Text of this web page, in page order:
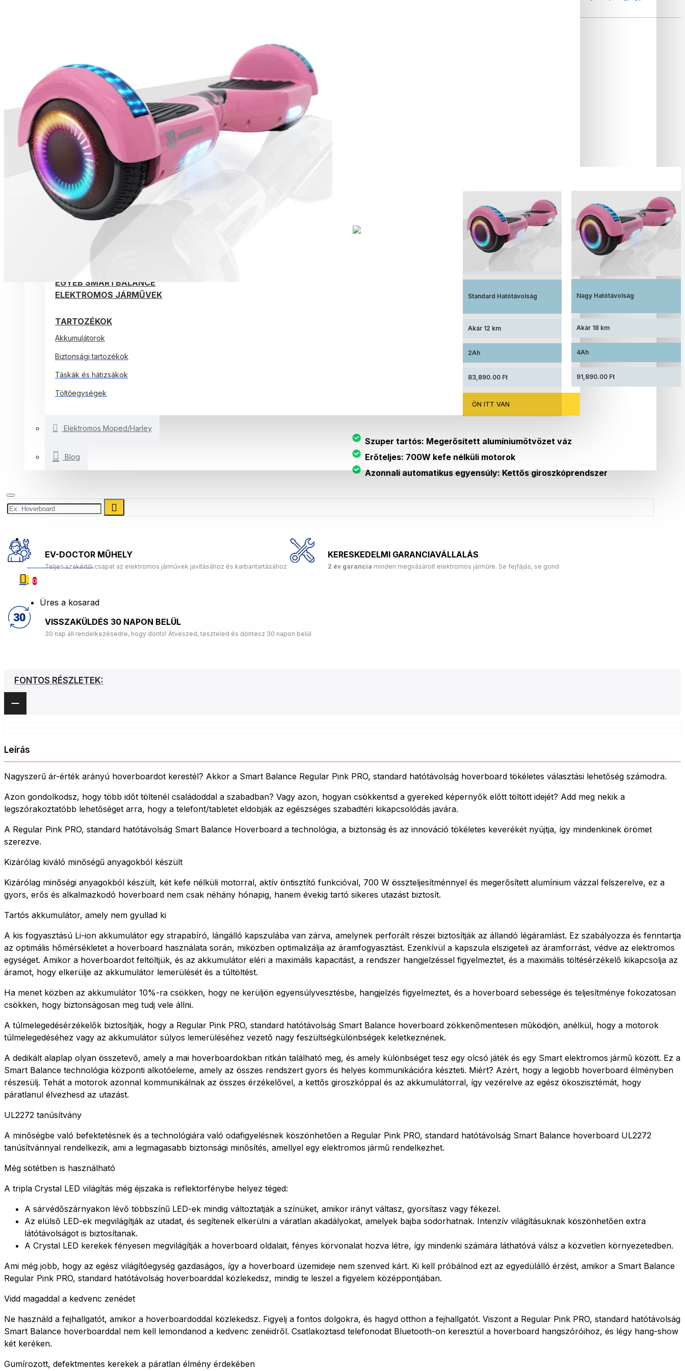
Városi Elektromos Járművek
Nagy Teherszállító Járművek
Városi Mobilitási Robogó
ELEKTROMOS ROBOGÓK
Moped/Elektromos Harley
Horwin Robogók
Gowow Motorkerékpárok
Sur-Ron Motorkerékpárok
ELEKTROMOS ROLLEREK
ELEKTROMOS KERÉKPÁROK
EGYÉB SMARTBALANCE
ELEKTROMOS JÁRMŰVEK
TARTOZÉKOK
Akkumulátorok
Biztonsági tartozékok
Táskák és hátizsákok
Töltőegységek
Elektromos Moped/Harley
Blog
0 Termék(ek) - 0 Ft
0
Üres a kosarad
Elkelt
Elérhető ár, standard akkumulátorral
Standard Hatótávolság
Akár 12 km
2Ah
83,890.00 Ft
ÖN ITT VAN
Elkelt
Megnövelt üzemidő, nagy kapacitású
akkumulátorral felszerelve
Nagy Hatótávolság
Akár 18 km
4Ah
91,890.00 Ft
Szuper tartós: Megerősített alumíniumötvözet váz
Erőteljes: 700W kefe nélküli motorok
Azonnali automatikus egyensúly: Kettős giroszkóprendszer
EV-DOCTOR MŰHELY
Teljes szakértői csapat az elektromos járművek javításához és karbantartásához
KERESKEDELMI GARANCIAVÁLLALÁS
2 év garancia minden megvásárolt elektromos járműre. Se fejfájás, se gond
VISSZAKÜLDÉS 30 NAPON BELÜL
30 nap áll rendelkezésedre, hogy dönts! Átveszed, teszteled és döntesz 30 napon belül
FONTOS RÉSZLETEK:
Leírás
Nagyszerű ár-érték arányú hoverboardot kerestél? Akkor a Smart Balance Regular Pink PRO, standard hatótávolság hoverboard tökéletes választási lehetőség számodra.
Azon gondolkodsz, hogy több időt töltenél családoddal a szabadban? Vagy azon, hogyan csökkentsd a gyereked képernyők előtt töltött idejét? Add meg nekik a
legszórakoztatóbb lehetőséget arra, hogy a telefont/tabletet eldobják az egészséges szabadtéri kikapcsolódás javára.
A Regular Pink PRO, standard hatótávolság Smart Balance Hoverboard a technológia, a biztonság és az innováció tökéletes keverékét nyújtja, így mindenkinek örömet
szerezve.
Kizárólag kiváló minőségű anyagokból készült
Kizárólag minőségi anyagokból készült, két kefe nélküli motorral, aktív öntisztító funkcióval, 700 W összteljesítménnyel és megerősített alumínium vázzal felszerelve, ez a
gyors, erős és alkalmazkodó hoverboard nem csak néhány hónapig, hanem évekig tartó sikeres utazást biztosít.
Tartós akkumulátor, amely nem gyullad ki
A kis fogyasztású Li-ion akkumulátor egy strapabíró, lángálló kapszulába van zárva, amelynek perforált részei biztosítják az állandó légáramlást. Ez szabályozza és fenntartja
az optimális hőmérsékletet a hoverboard használata során, miközben optimalizálja az áramfogyasztást. Ezenkívül a kapszula elszigeteli az áramforrást, védve az elektromos
egységet. Amikor a hoverboardot feltöltjük, és az akkumulátor eléri a maximális kapacitást, a rendszer hangjelzéssel figyelmeztet, és a maximális töltésérzékelő kikapcsolja az
áramot, hogy elkerülje az akkumulátor lemerülését és a túltöltést.
Ha menet közben az akkumulátor 10%-ra csökken, hogy ne kerüljön egyensúlyvesztésbe, hangjelzés figyelmeztet, és a hoverboard sebessége és teljesítménye fokozatosan
csökken, hogy biztonságosan meg tudj vele állni.
A túlmelegedésérzékelők biztosítják, hogy a Regular Pink PRO, standard hatótávolság Smart Balance hoverboard zökkenőmentesen működjön, anélkül, hogy a motorok
túlmelegedéséhez vagy az akkumulátor súlyos lemerüléséhez vezető nagy feszültségkülönbségek keletkeznének.
A dedikált alaplap olyan összetevő, amely a mai hoverboardokban ritkán található meg, és amely különbséget tesz egy olcsó játék és egy Smart elektromos jármű között. Ez a
Smart Balance technológia központi alkotóeleme, amely az összes rendszert gyors és helyes kommunikációra készteti. Miért? Azért, hogy a legjobb hoverboard élményben
részesülj. Tehát a motorok azonnal kommunikálnak az összes érzékelővel, a kettős giroszkóppal és az akkumulátorral, így vezérelve az egész ökoszisztémát, hogy
páratlanul élvezhesd az utazást.
UL2272 tanúsítvány
A minőségbe való befektetésnek és a technológiára való odafigyelésnek köszönhetően a Regular Pink PRO, standard hatótávolság Smart Balance hoverboard UL2272
tanúsítvánnyal rendelkezik, ami a legmagasabb biztonsági minősítés, amellyel egy elektromos jármű rendelkezhet.
Még sötétben is használható
A tripla Crystal LED világítás még éjszaka is reflektorfénybe helyez téged:
A sárvédőszárnyakon lévő többszínű LED-ek mindig változtatják a színüket, amikor irányt váltasz, gyorsítasz vagy fékezel.
Az elülső LED-ek megvilágítják az utadat, és segítenek elkerülni a váratlan akadályokat, amelyek bajba sodorhatnak. Intenzív világításuknak köszönhetően extra
látótávolságot is biztosítanak.
A Crystal LED kerekek fényesen megvilágítják a hoverboard oldalait, fényes körvonalat hozva létre, így mindenki számára láthatóvá válsz a közvetlen környezetedben.
Ami még jobb, hogy az egész világítóegység gazdaságos, így a hoverboard üzemideje nem szenved kárt. Ki kell próbálnod ezt az egyedülálló érzést, amikor a Smart Balance
Regular Pink PRO, standard hatótávolság hoverboarddal közlekedsz, mindig te leszel a figyelem középpontjában.
Vidd magaddal a kedvenc zenédet
Ne használd a fejhallgatót, amikor a hoverboardoddal közlekedsz. Figyelj a fontos dolgokra, és hagyd otthon a fejhallgatót. Viszont a Regular Pink PRO, standard hatótávolság
Smart Balance hoverboarddal nem kell lemondanod a kedvenc zenéidről. Csatlakoztasd telefonodat Bluetooth-on keresztül a hoverboard hangszóróihoz, és légy hang-show
két keréken.
Gumírozott, defektmentes kerekek a páratlan élmény érdekében